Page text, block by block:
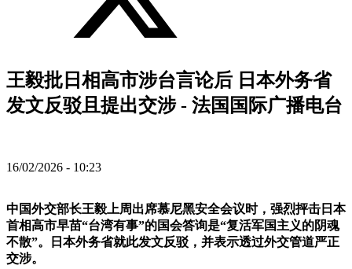
王毅批日相高市涉台言论后 日本外务省
发文反驳且提出交涉 - 法国国际广播电台
16/02/2026 - 10:23
中国外交部长王毅上周出席慕尼黑安全会议时，强烈抨击日本
首相高市早苗“台湾有事”的国会答询是“复活军国主义的阴魂
不散”。日本外务省就此发文反驳，并表示透过外交管道严正
交涉。